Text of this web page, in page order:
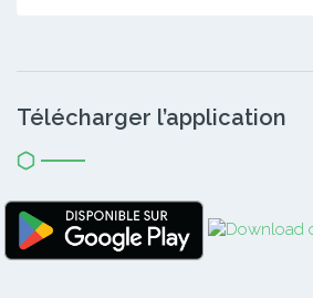
Télécharger l’application